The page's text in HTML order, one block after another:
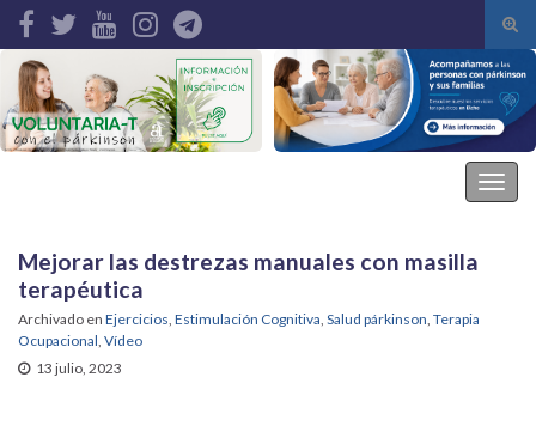
de
Search for:
Mejorar las destrezas manuales con masilla
terapéutica
Archivado en Ejercicios, Estimulación Cognitiva, Salud párkinson, Terapia
Ocupacional, Vídeo
13 julio, 2023